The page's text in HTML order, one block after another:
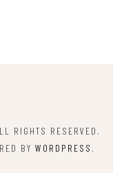
RIGHTS RESERVED.
BY WORDPRESS .